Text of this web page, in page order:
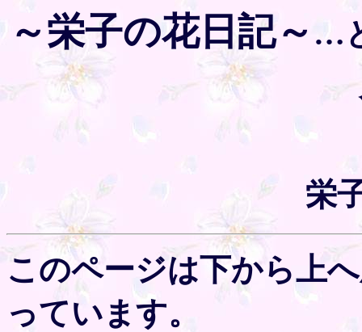
～栄子の花日記～ …
栄
このページは下から上
っています。